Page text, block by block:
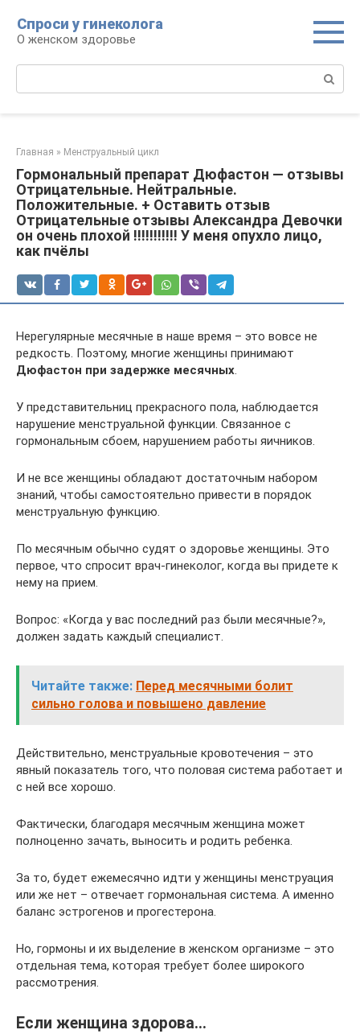
контенту
Спроси у гинеколога
О женском здоровье
Главная » Менструальный цикл
Гормональный препарат Дюфастон — отзывы
Отрицательные. Нейтральные.
Положительные. + Оставить отзыв
Отрицательные отзывы Александра Девочки
он очень плохой !!!!!!!!!!! У меня опухло лицо,
как пчёлы
Нерегулярные месячные в наше время – это вовсе не
редкость. Поэтому, многие женщины принимают
Дюфастон при задержке месячных.
У представительниц прекрасного пола, наблюдается
нарушение менструальной функции. Связанное с
гормональным сбоем, нарушением работы яичников.
И не все женщины обладают достаточным набором
знаний, чтобы самостоятельно привести в порядок
менструальную функцию.
По месячным обычно судят о здоровье женщины. Это
первое, что спросит врач-гинеколог, когда вы придете к
нему на прием.
Вопрос: «Когда у вас последний раз были месячные?»,
должен задать каждый специалист.
Читайте также: Перед месячными болит
сильно голова и повышено давление
Действительно, менструальные кровотечения – это
явный показатель того, что половая система работает и
с ней все хорошо.
Фактически, благодаря месячным женщина может
полноценно зачать, выносить и родить ребенка.
За то, будет ежемесячно идти у женщины менструация
или же нет – отвечает гормональная система. А именно
баланс эстрогенов и прогестерона.
Но, гормоны и их выделение в женском организме – это
отдельная тема, которая требует более широкого
рассмотрения.
Если женщина здорова…